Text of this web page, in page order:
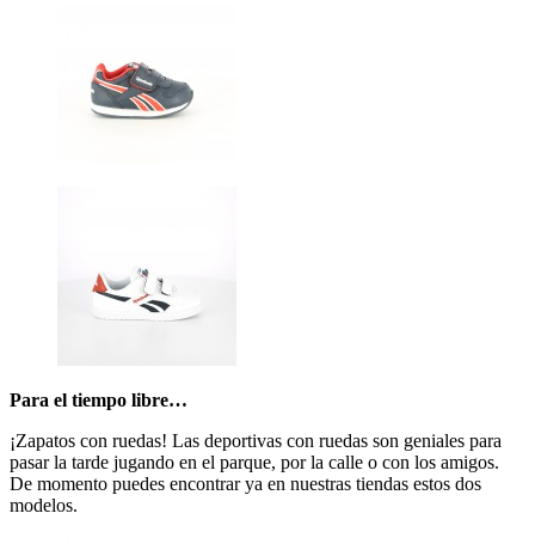
Para el tiempo libre…
¡Zapatos con ruedas! Las deportivas con ruedas son geniales para
pasar la tarde jugando en el parque, por la calle o con los amigos.
De momento puedes encontrar ya en nuestras tiendas estos dos
modelos.